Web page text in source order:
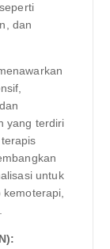
dan
yang terdiri
untuk